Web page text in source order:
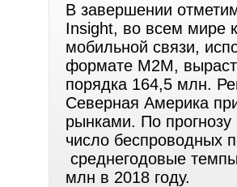
В завершении
Insight, во всем мире
мобильной связи,
формате M2M,
порядка 164,5 млн.
Северная Америка
рынками. По
число беспроводных
среднегодовые
млн в 2018 году.